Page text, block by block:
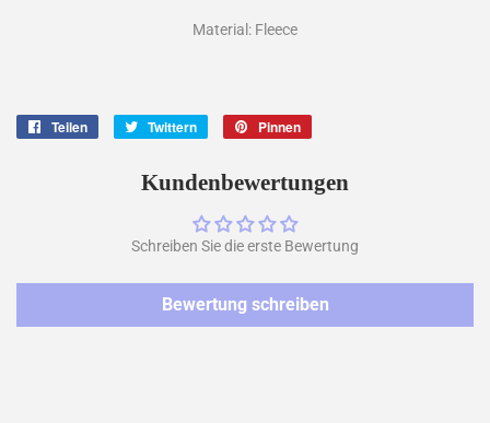
Material: Fleece
Teilen Twittern
twittern
Pinnen
pinnen
Kundenbewertungen
Schreiben Sie die erste Bewertung
Bewertung schreiben